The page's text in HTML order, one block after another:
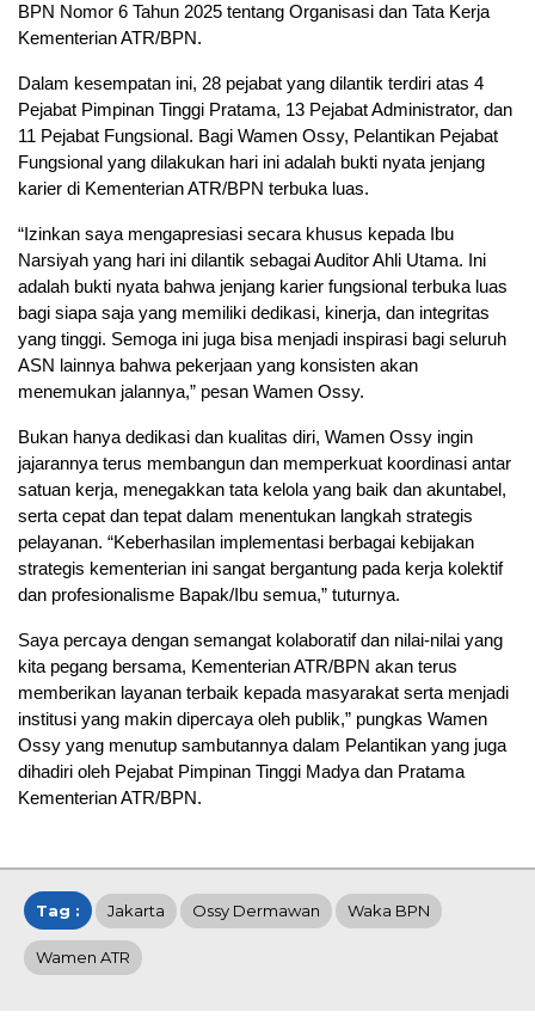
BPN Nomor 6 Tahun 2025 tentang Organisasi dan Tata Kerja
Kementerian ATR/BPN.
Dalam kesempatan ini, 28 pejabat yang dilantik terdiri atas 4
Pejabat Pimpinan Tinggi Pratama, 13 Pejabat Administrator, dan
11 Pejabat Fungsional. Bagi Wamen Ossy, Pelantikan Pejabat
Fungsional yang dilakukan hari ini adalah bukti nyata jenjang
karier di Kementerian ATR/BPN terbuka luas.
“Izinkan saya mengapresiasi secara khusus kepada Ibu
Narsiyah yang hari ini dilantik sebagai Auditor Ahli Utama. Ini
adalah bukti nyata bahwa jenjang karier fungsional terbuka luas
bagi siapa saja yang memiliki dedikasi, kinerja, dan integritas
yang tinggi. Semoga ini juga bisa menjadi inspirasi bagi seluruh
ASN lainnya bahwa pekerjaan yang konsisten akan
menemukan jalannya,” pesan Wamen Ossy.
Bukan hanya dedikasi dan kualitas diri, Wamen Ossy ingin
jajarannya terus membangun dan memperkuat koordinasi antar
satuan kerja, menegakkan tata kelola yang baik dan akuntabel,
serta cepat dan tepat dalam menentukan langkah strategis
pelayanan. “Keberhasilan implementasi berbagai kebijakan
strategis kementerian ini sangat bergantung pada kerja kolektif
dan profesionalisme Bapak/Ibu semua,” tuturnya.
Saya percaya dengan semangat kolaboratif dan nilai-nilai yang
kita pegang bersama, Kementerian ATR/BPN akan terus
memberikan layanan terbaik kepada masyarakat serta menjadi
institusi yang makin dipercaya oleh publik,” pungkas Wamen
Ossy yang menutup sambutannya dalam Pelantikan yang juga
dihadiri oleh Pejabat Pimpinan Tinggi Madya dan Pratama
Kementerian ATR/BPN.
Tag : Jakarta Ossy Dermawan Waka BPN
Wamen ATR